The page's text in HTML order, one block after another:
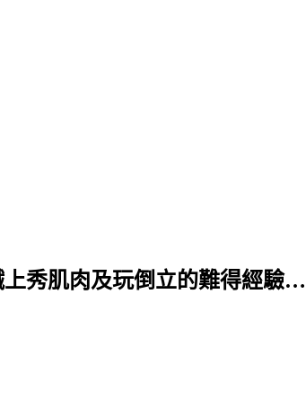
秀肌肉及玩倒立的難得經驗…